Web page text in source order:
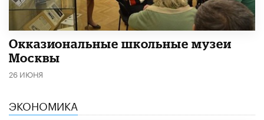
​Окказиональные школьные музеи
Москвы
26 ИЮНЯ
ЭКОНОМИКА